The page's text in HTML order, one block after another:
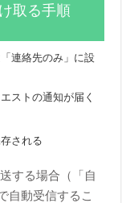
取る手順
連絡先のみ」に設
ストの通知が届く
される
する場合（「自
自動受信するこ